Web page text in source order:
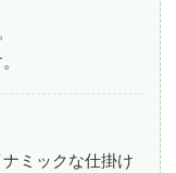
ミックな仕掛け